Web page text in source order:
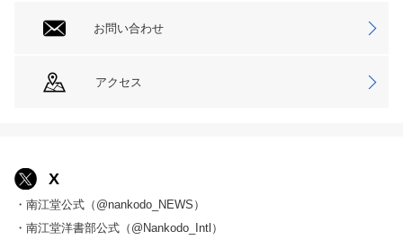
お問い合わせ
アクセス
X
・南江堂公式（@nankodo_NEWS）
・南江堂洋書部公式（@Nankodo_Intl）